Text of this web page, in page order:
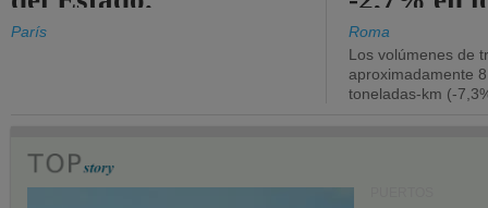
París
Roma
Los volúmenes de
aproximadamente
toneladas-km (-